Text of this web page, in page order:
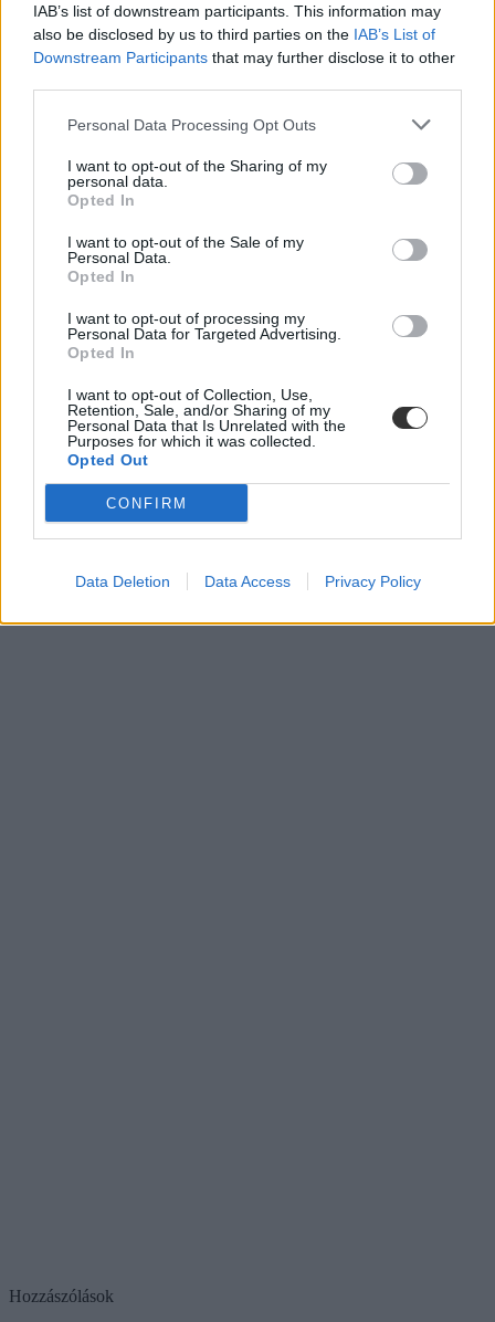
IAB’s list of downstream participants. This information may
also be disclosed by us to third parties on the IAB’s List of
Downstream Participants that may further disclose it to other
Personal Data Processing Opt Outs
I want to opt-out of the Sharing of my
personal data.
Opted In
I want to opt-out of the Sale of my
Personal Data.
Opted In
I want to opt-out of processing my
Personal Data for Targeted Advertising.
Opted In
I want to opt-out of Collection, Use,
Retention, Sale, and/or Sharing of my
Personal Data that Is Unrelated with the
Purposes for which it was collected.
Opted Out
CONFIRM
Data Deletion Data Access Privacy Policy
nyomozás
egyetem
semmelweis egyetem
Merkely Béla
Hozzászólások